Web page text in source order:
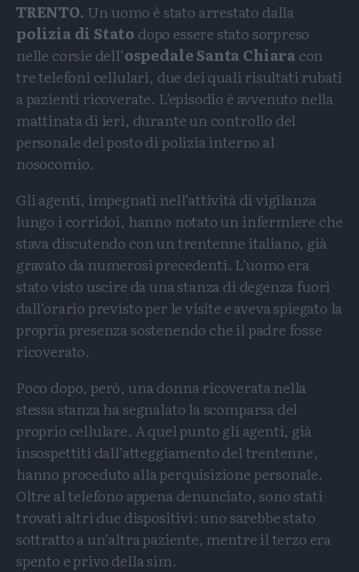
TRENTO. Un uomo è stato arrestato dalla
polizia di Stato dopo essere stato sorpreso
nelle corsie dell’ospedale Santa Chiara con
tre telefoni cellulari, due dei quali risultati rubati
a pazienti ricoverate. L’episodio è avvenuto nella
mattinata di ieri, durante un controllo del
personale del posto di polizia interno al
nosocomio.
Gli agenti, impegnati nell’attività di vigilanza
lungo i corridoi, hanno notato un infermiere che
stava discutendo con un trentenne italiano, già
gravato da numerosi precedenti. L’uomo era
stato visto uscire da una stanza di degenza fuori
dall’orario previsto per le visite e aveva spiegato la
propria presenza sostenendo che il padre fosse
ricoverato.
Poco dopo, però, una donna ricoverata nella
stessa stanza ha segnalato la scomparsa del
proprio cellulare. A quel punto gli agenti, già
insospettiti dall’atteggiamento del trentenne,
hanno proceduto alla perquisizione personale.
Oltre al telefono appena denunciato, sono stati
trovati altri due dispositivi: uno sarebbe stato
sottratto a un’altra paziente, mentre il terzo era
spento e privo della sim.